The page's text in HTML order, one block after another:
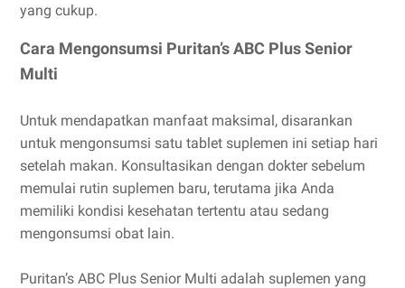
yang cukup.
Cara Mengonsumsi Puritan’s ABC Plus Senior
Multi
Untuk mendapatkan manfaat maksimal, disarankan
untuk mengonsumsi satu tablet suplemen ini setiap hari
setelah makan. Konsultasikan dengan dokter sebelum
memulai rutin suplemen baru, terutama jika Anda
memiliki kondisi kesehatan tertentu atau sedang
mengonsumsi obat lain.
Puritan’s ABC Plus Senior Multi adalah suplemen yang